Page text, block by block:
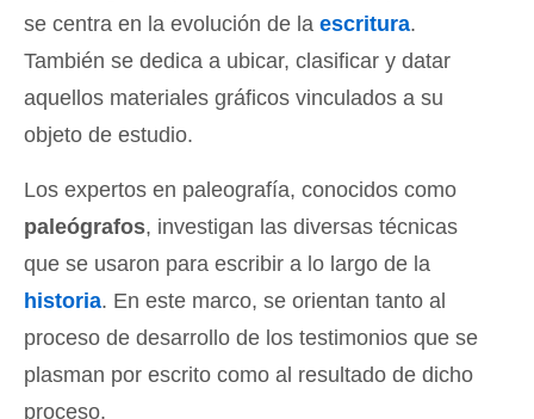
se centra en la evolución de la escritura.
También se dedica a ubicar, clasificar y datar
aquellos materiales gráficos vinculados a su
objeto de estudio.
Los expertos en paleografía, conocidos como
paleógrafos, investigan las diversas técnicas
que se usaron para escribir a lo largo de la
historia. En este marco, se orientan tanto al
proceso de desarrollo de los testimonios que se
plasman por escrito como al resultado de dicho
proceso.